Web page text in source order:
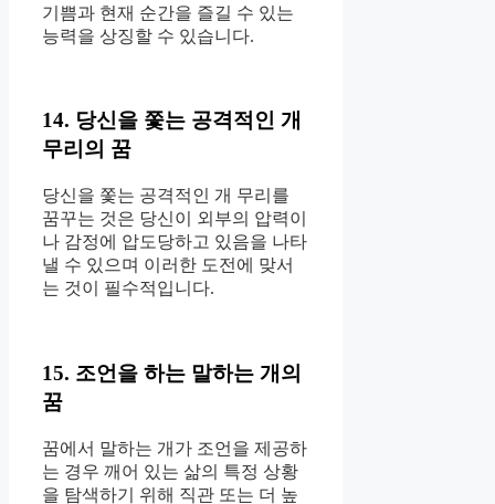
기쁨과 현재 순간을 즐길 수 있는
능력을 상징할 수 있습니다.
14. 당신을 쫓는 공격적인 개
무리의 꿈
당신을 쫓는 공격적인 개 무리를
꿈꾸는 것은 당신이 외부의 압력이
나 감정에 압도당하고 있음을 나타
낼 수 있으며 이러한 도전에 맞서
는 것이 필수적입니다.
15. 조언을 하는 말하는 개의
꿈
꿈에서 말하는 개가 조언을 제공하
는 경우 깨어 있는 삶의 특정 상황
을 탐색하기 위해 직관 또는 더 높